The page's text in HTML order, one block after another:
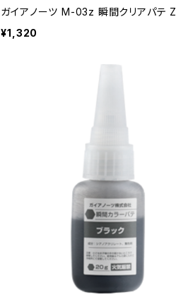
ガイアノーツ M-03z 瞬間クリアパテ Z
¥1,320